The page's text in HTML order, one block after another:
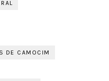
DE CAMOCIM